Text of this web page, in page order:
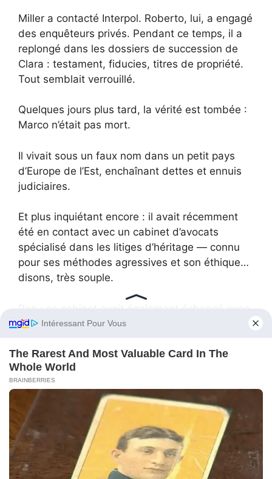
Miller a contacté Interpol. Roberto, lui, a engagé
des enquêteurs privés. Pendant ce temps, il a
replongé dans les dossiers de succession de
Clara : testament, fiducies, titres de propriété.
Tout semblait verrouillé.
Quelques jours plus tard, la vérité est tombée :
Marco n’était pas mort.
Il vivait sous un faux nom dans un petit pays
d’Europe de l’Est, enchaînant dettes et ennuis
judiciaires.
Et plus inquiétant encore : il avait récemment
été en contact avec un cabinet d’avocats
spécialisé dans les litiges d’héritage — connu
pour ses méthodes agressives et son éthique…
disons, très souple.
l’agence de recrutement qui avait “placé” Elena.
Cette fois, plus de doute.
Elena n’était qu’un pion. Une pièce sur
l’échiquier.
Marco jouait pour s’emparer de la fortune
familiale.